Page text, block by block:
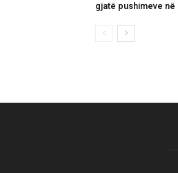
gjatë pushimeve në